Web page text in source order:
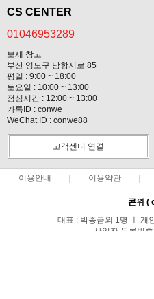
CS CENTER
01046953289
보세 창고
부산 영도구 남항서로 85
평일 : 9:00 ~ 18:00
토요일 : 10:00 ~ 13:00
점심시간 : 12:00 ~ 13:00
카톡ID : conwe
WeChat ID : conwe88
고객센터 연결
이용안내 이용약관
콘위 (
대표 : 박종금외 1명 ㅣ 개
사업자 등록번